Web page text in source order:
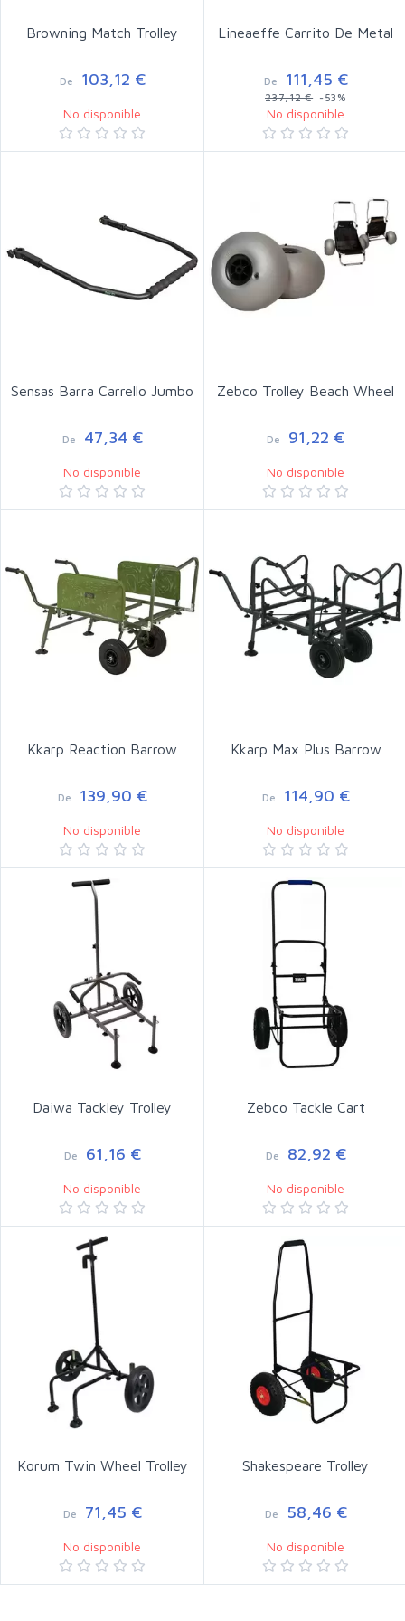
Browning Match Trolley
De 103,12 €
No disponible
Lineaeffe Carrito De Metal
De 111,45 €
237,12 €-53%
No disponible
Sensas Barra Carrello Jumbo
De 47,34 €
No disponible
Zebco Trolley Beach Wheel
De 91,22 €
No disponible
Kkarp Reaction Barrow
De 139,90 €
No disponible
Kkarp Max Plus Barrow
De 114,90 €
No disponible
Daiwa Tackley Trolley
De 61,16 €
No disponible
Zebco Tackle Cart
De 82,92 €
No disponible
Korum Twin Wheel Trolley
De 71,45 €
No disponible
Shakespeare Trolley
De 58,46 €
No disponible